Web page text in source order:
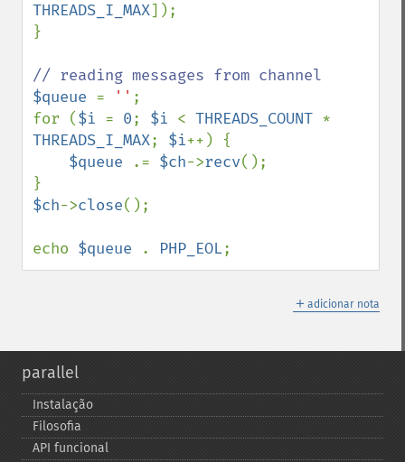
THREADS_I_MAX]);
}
$queue = '' ;
for ($i = 0; $i < THREADS_COUNT
THREADS_I_MAX; $i++) {
$queue
.= $ch->recv();
$ch->close();
echo $queue . PHP_EOL;
＋ adicionar nota
parallel
Instalação
Filosofia
API funcional